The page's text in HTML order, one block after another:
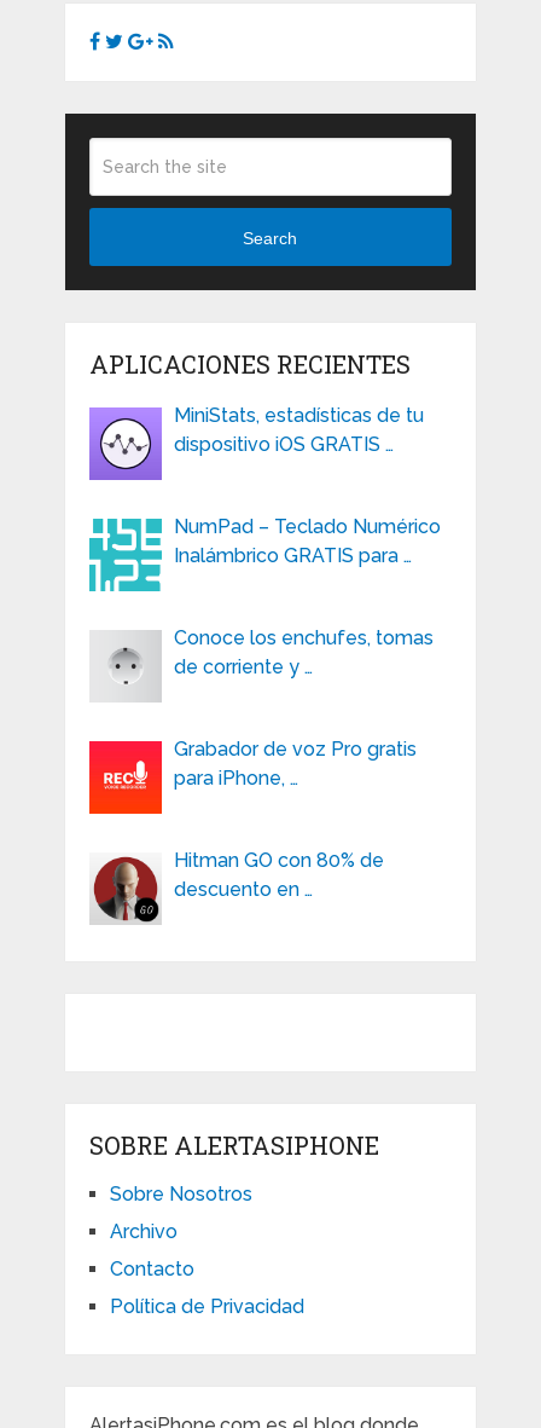
Search
APLICACIONES RECIENTES
MiniStats, estadísticas de tu
dispositivo iOS GRATIS …
NumPad – Teclado Numérico
Inalámbrico GRATIS para …
Conoce los enchufes, tomas
de corriente y …
Grabador de voz Pro gratis
para iPhone, …
Hitman GO con 80% de
descuento en …
SOBRE ALERTASIPHONE
Sobre Nosotros
Archivo
Contacto
Política de Privacidad